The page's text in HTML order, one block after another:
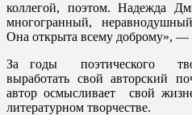
коллегой, поэтом. Надежда
многогранный,
Она открыта всему доброму», —
За годы поэтического
выработать свой авторский
автор осмысливает свой
литературном творчестве.